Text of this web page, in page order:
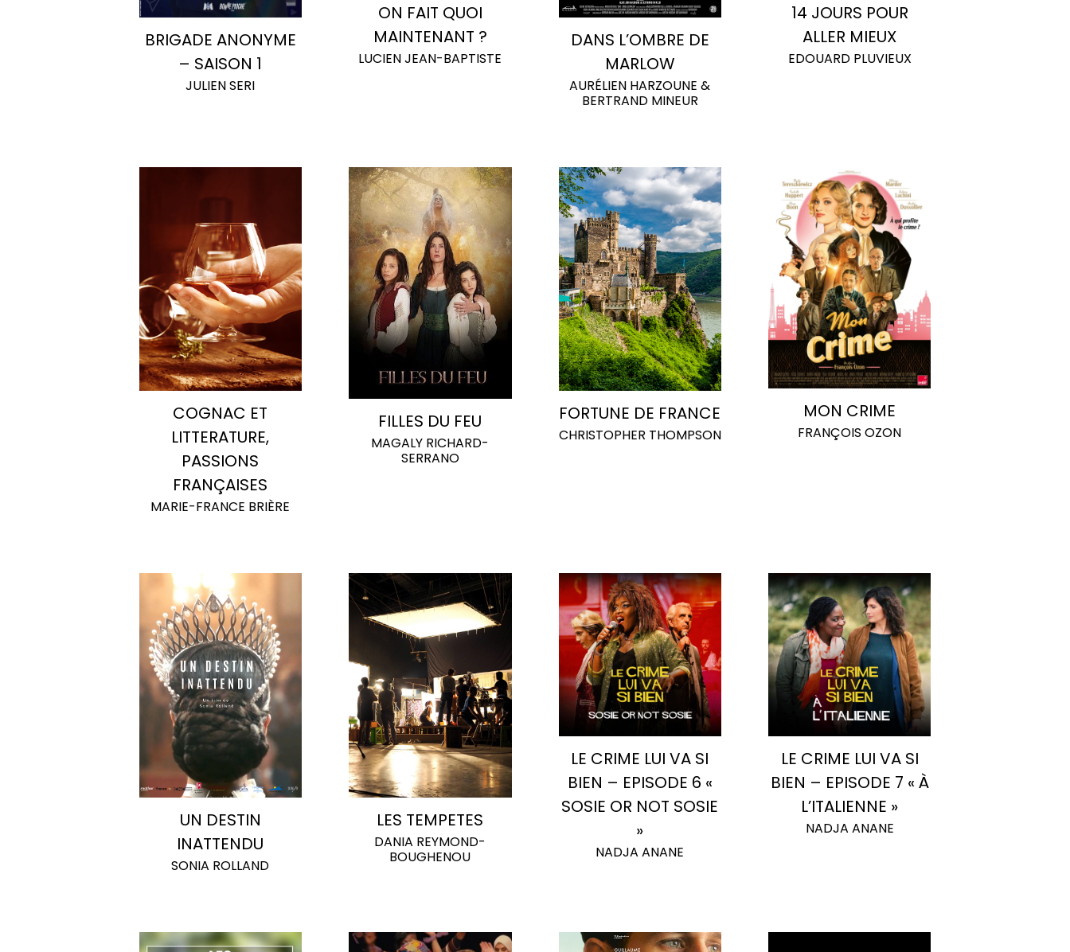
BRIGADE ANONYME
– SAISON 1
JULIEN SERI
ON FAIT QUOI
MAINTENANT ?
LUCIEN JEAN-BAPTISTE
DANS L’OMBRE DE
MARLOW
AURÉLIEN HARZOUNE &
BERTRAND MINEUR
14 JOURS POUR
ALLER MIEUX
EDOUARD PLUVIEUX
COGNAC ET
LITTERATURE,
PASSIONS
FRANÇAISES
MARIE-FRANCE BRIÈRE
FILLES DU FEU
MAGALY RICHARD-
SERRANO
FORTUNE DE FRANCE
CHRISTOPHER THOMPSON
MON CRIME
FRANÇOIS OZON
UN DESTIN
INATTENDU
SONIA ROLLAND
LES TEMPETES
DANIA REYMOND-
BOUGHENOU
LE CRIME LUI VA SI
BIEN – EPISODE 6 «
SOSIE OR NOT SOSIE
»
NADJA ANANE
LE CRIME LUI VA SI
BIEN – EPISODE 7 « À
L’ITALIENNE »
NADJA ANANE